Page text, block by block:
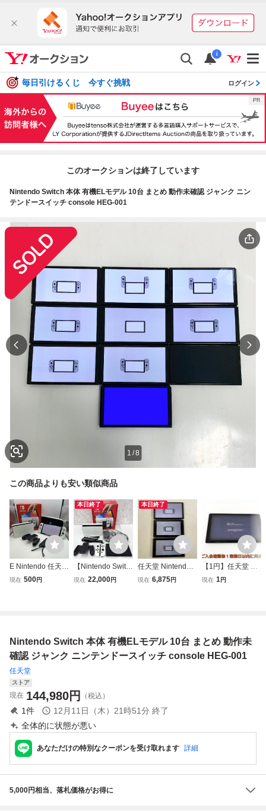
i
毎日引けるくじ 今すぐ挑戦 ログイン
このオークションは終了しています
Nintendo Switch 本体 有機ELモデル 10台 まとめ 動作未確認 ジャンク ニン
テンドースイッチ console HEG-001
1 /8
この商品よりも安い類似商品
E Nintendo 任天堂
ニンテンドースイ
現在 500円
本日終了
【Nintendo Switc
h】有機ELモデル
現在 22,000円
本日終了
任天堂 Nintendo S
witch ニンテンド
現在 6,875円
【1円】任天堂 有
機ELモデル Ninte
現在 1円
Nintendo Switch 本体 有機ELモデル 10台 まとめ 動作未
確認 ジャンク ニンテンドースイッチ console HEG-001
任天堂
ストア
現在 144,980円 （税込）
1件 12月11日（木）21時51分 終了
全体的に状態が悪い
あなただけの特別なクーポンを受け取れます 詳細
5,000円相当、落札価格がお得に